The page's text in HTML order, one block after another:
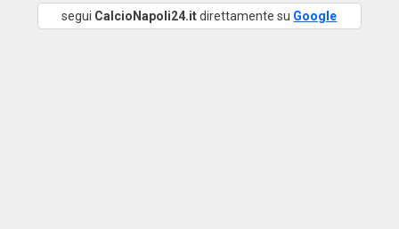
segui CalcioNapoli24.itdirettamente su Google